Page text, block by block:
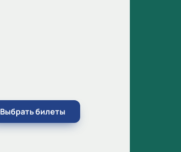
Выбрать билеты